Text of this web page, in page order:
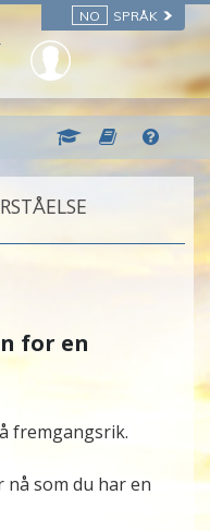
NO SPRÅK
for en
fremgangsrik.
nå som du har en